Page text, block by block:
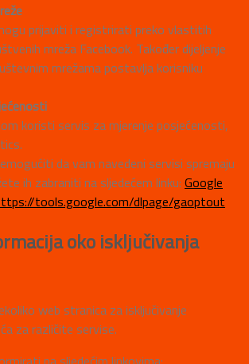
prijaviti i registrirati preko vlastitih
mreža Facebook. Također dijeljenje
mrežama postavlja korisniku
koristi servis za mjerenje posjećenosti,
da vam navedeni servisi spremaju
ih zabraniti na sljedećem linku: Google
tools.google.com/dlpage/gaoptout
oko isključivanja
web stranica za isključivanje
za različite servise.